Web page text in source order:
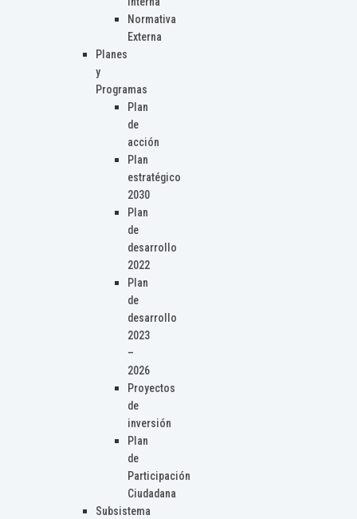
Normativa
Externa
Planes
y
Programas
Plan
de
acción
Plan
estratégico
2030
Plan
de
desarrollo
2022
Plan
de
desarrollo
2023
–
2026
Proyectos
de
inversión
Plan
de
Participación
Ciudadana
Subsistema